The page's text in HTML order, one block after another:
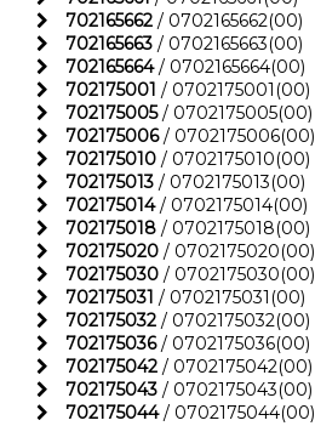
702165662 / 0702165662(00)
702165663 / 0702165663(00)
702165664/ 0702165664(00)
702175001 / 0702175001(00)
702175005/ 0702175005(00)
702175006/ 0702175006(00)
702175010 / 0702175010(00)
702175013 / 0702175013(00)
702175014/ 0702175014(00)
702175018 / 0702175018(00)
702175020 / 0702175020(00)
702175030 / 0702175030(00)
702175031 / 0702175031(00)
702175032 / 0702175032(00)
702175036/ 0702175036(00)
702175042 / 0702175042(00)
702175043 / 0702175043(00)
702175044/ 0702175044(00)